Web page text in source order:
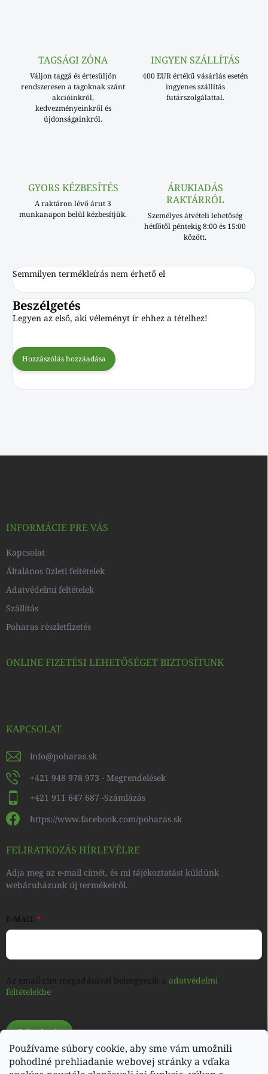
Používame súbory cookie, aby sme vám umožnili
pohodlné prehliadanie webovej stránky a vďaka
TAGSÁGI ZÓNA
Váljon taggá és értesüljön
rendszeresen a tagoknak szánt
akcióinkról,
kedvezményeinkről és
újdonságainkról.
INGYEN SZÁLLÍTÁS
400 EUR értékű vásárlás esetén
ingyenes szállítás
futárszolgálattal.
GYORS KÉZBESÍTÉS
A raktáron lévő árut 3
munkanapon belül kézbesítjük.
ÁRUKIADÁS
RAKTÁRRÓL
Személyes átvételi lehetőség
hétfőtől péntekig 8:00 és 15:00
között.
Semmilyen termékleírás nem érhető el
Beszélgetés
Legyen az első, aki véleményt ír ehhez a tételhez!
Hozzászólás hozzáadása
INFORMÁCIE PRE VÁS
Kapcsolat
Általános üzleti feltételek
Adatvédelmi feltételek
Szállítás
Poharas részletfizetés
ONLINE FIZETÉSI LEHETŐSÉGET BIZTOSÍTUNK
KAPCSOLAT
info@poharas.sk
+421 948 978 973 - Megrendelések
+421 911 647 687 -Számlázás
https://www.facebook.com/poharas.sk
FELIRATKOZÁS HÍRLEVÉLRE
Adja meg az e-mail címét, és mi tájékoztatást küldünk
webáruházunk új termékeiről.
E-MAIL
Az email cím megadásával beleegyezik a adatvédelmi
feltételekbe
Feliratkozás